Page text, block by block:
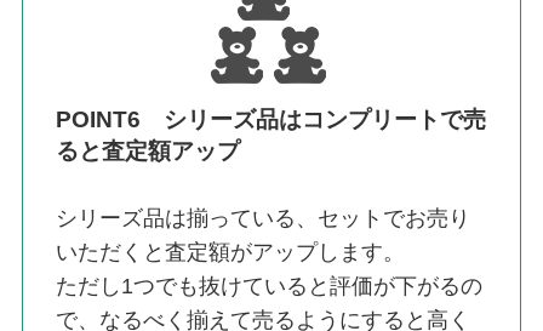
POINT6 シリーズ品はコンプリートで売
ると査定額アップ
シリーズ品は揃っている、セットでお売り
いただくと査定額がアップします。
ただし1つでも抜けていると評価が下がるの
で、なるべく揃えて売るようにすると高く